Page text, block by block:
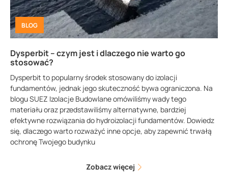
BLOG
Dysperbit – czym jest i dlaczego nie warto go
stosować?
Dysperbit to popularny środek stosowany do izolacji
fundamentów, jednak jego skuteczność bywa ograniczona. Na
blogu SUEZ Izolacje Budowlane omówiliśmy wady tego
materiału oraz przedstawiliśmy alternatywne, bardziej
efektywne rozwiązania do hydroizolacji fundamentów. Dowiedz
się, dlaczego warto rozważyć inne opcje, aby zapewnić trwałą
ochronę Twojego budynku
Zobacz więcej